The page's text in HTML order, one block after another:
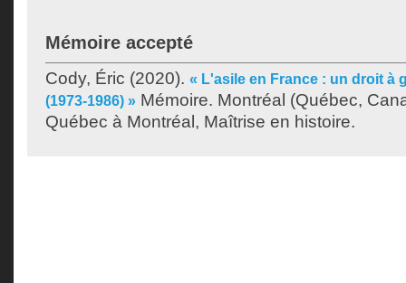
Mémoire accepté
Cody, Éric (2020). « L'asile en France : un droit à
(1973-1986) » Mémoire. Montréal (Québec,
Québec à Montréal, Maîtrise en histoire.